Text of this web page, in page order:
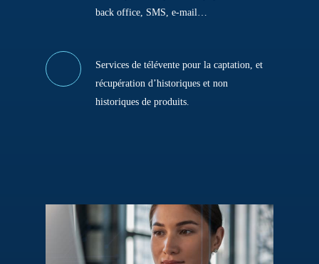
back office, SMS, e-mail…
Services de télévente pour la captation, et
récupération d’historiques et non
historiques de produits.